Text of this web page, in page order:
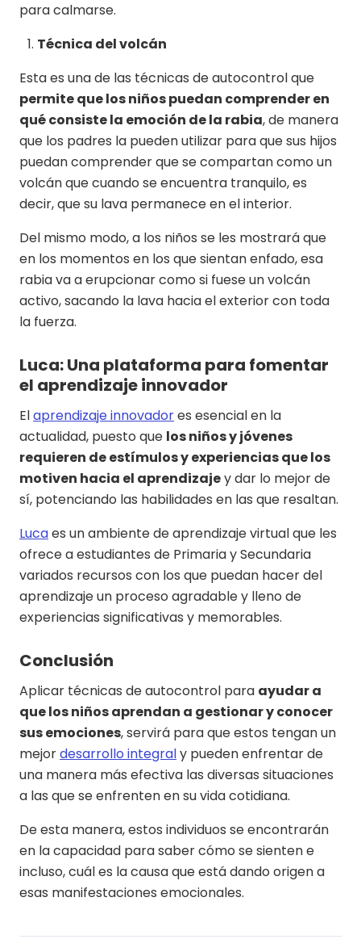
para calmarse.
Técnica del volcán
Esta es una de las técnicas de autocontrol que
permite que los niños puedan comprender en
qué consiste la emoción de la rabia, de manera
que los padres la pueden utilizar para que sus hijos
puedan comprender que se compartan como un
volcán que cuando se encuentra tranquilo, es
decir, que su lava permanece en el interior.
Del mismo modo, a los niños se les mostrará que
en los momentos en los que sientan enfado, esa
rabia va a erupcionar como si fuese un volcán
activo, sacando la lava hacia el exterior con toda
la fuerza.
Luca: Una plataforma para fomentar
el aprendizaje innovador
Elaprendizaje innovadores esencial en la
actualidad, puesto que los niños y jóvenes
requieren de estímulos y experiencias que los
motiven hacia el aprendizajey dar lo mejor de
sí, potenciando las habilidades en las que resaltan.
Lucaes un ambiente de aprendizaje virtual que les
ofrece a estudiantes de Primaria y Secundaria
variados recursos con los que puedan hacer del
aprendizaje un proceso agradable y lleno de
experiencias significativas y memorables.
Conclusión
Aplicar técnicas de autocontrol para ayudar a
que los niños aprendan a gestionar y conocer
sus emociones, servirá para que estos tengan un
mejordesarrollo integraly pueden enfrentar de
una manera más efectiva las diversas situaciones
a las que se enfrenten en su vida cotidiana.
De esta manera, estos individuos se encontrarán
en la capacidad para saber cómo se sienten e
incluso, cuál es la causa que está dando origen a
esas manifestaciones emocionales.